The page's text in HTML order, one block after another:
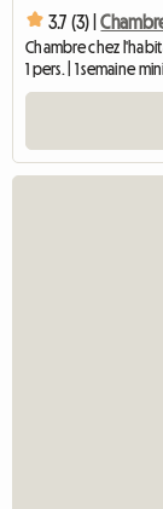
3.7 (3) |
Chambre chez
1 pers. | 1 semaine